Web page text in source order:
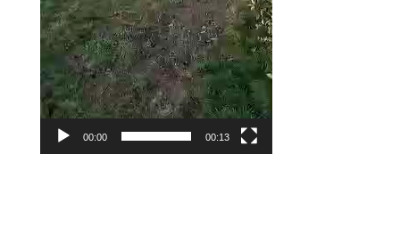
00:00 00:13